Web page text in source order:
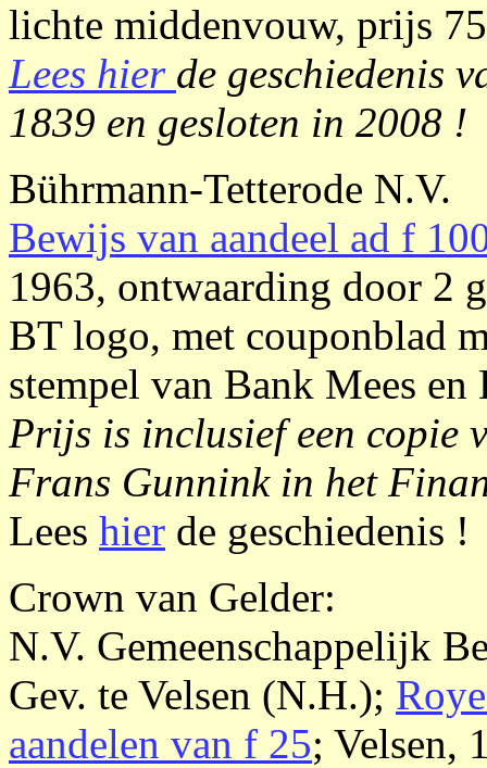
lichte middenvouw, prijs
Lees hier de geschiedenis
1839 en gesloten in 2008 !
Bührmann-Tetterode N.V.
Bewijs van aandeel ad f
1963, ontwaarding door 2
BT logo, met couponblad
stempel van Bank Mees
Prijs is inclusief een copie
Frans Gunnink in het
Lees hier de geschiedenis !
Crown van Gelder:
N.V. Gemeenschappelijk
Gev. te Velsen (N.H.);
aandelen van f 25; Velsen,